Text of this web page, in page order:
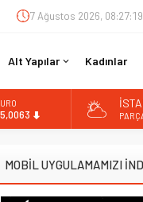
7 Ağustos 2026, 08:27:20
Alt Yapılar Kadınlar
13.798,82
MOBİL UYGULAMAMIZI